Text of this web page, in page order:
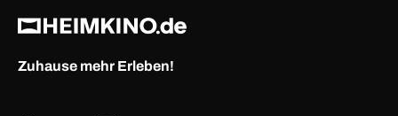
Zuhause mehr Erleben!